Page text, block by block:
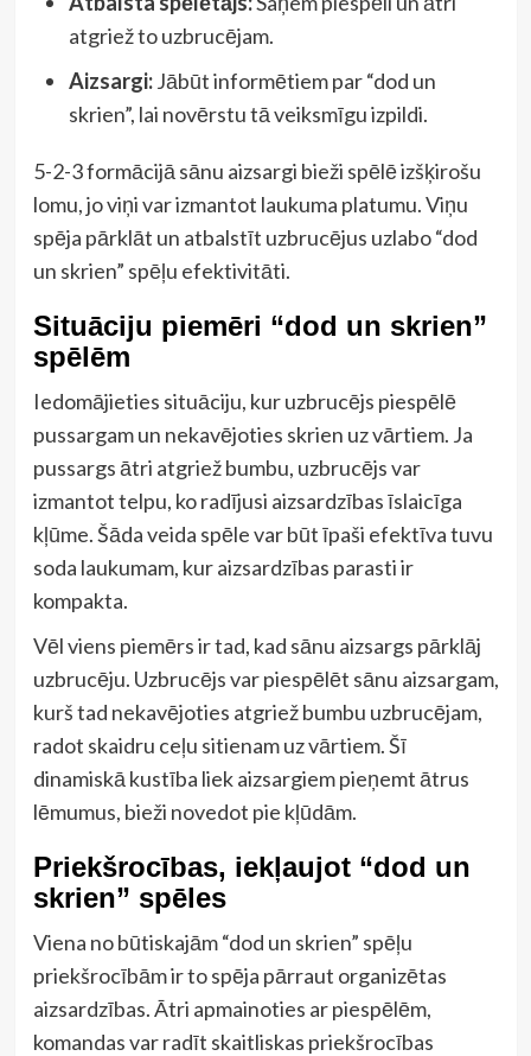
atgriež to uzbrucējam.
Aizsargi:Jābūt informētiem par “dod un
skrien”, lai novērstu tā veiksmīgu izpildi.
5-2-3 formācijā sānu aizsargi bieži spēlē izšķirošu
lomu, jo viņi var izmantot laukuma platumu. Viņu
spēja pārklāt un atbalstīt uzbrucējus uzlabo “dod
un skrien” spēļu efektivitāti.
Situāciju piemēri “dod un skrien”
spēlēm
Iedomājieties situāciju, kur uzbrucējs piespēlē
pussargam un nekavējoties skrien uz vārtiem. Ja
pussargs ātri atgriež bumbu, uzbrucējs var
izmantot telpu, ko radījusi aizsardzības īslaicīga
kļūme. Šāda veida spēle var būt īpaši efektīva tuvu
soda laukumam, kur aizsardzības parasti ir
kompakta.
Vēl viens piemērs ir tad, kad sānu aizsargs pārklāj
uzbrucēju. Uzbrucējs var piespēlēt sānu aizsargam,
kurš tad nekavējoties atgriež bumbu uzbrucējam,
radot skaidru ceļu sitienam uz vārtiem. Šī
dinamiskā kustība liek aizsargiem pieņemt ātrus
lēmumus, bieži novedot pie kļūdām.
Priekšrocības, iekļaujot “dod un
skrien” spēles
Viena no būtiskajām “dod un skrien” spēļu
priekšrocībām ir to spēja pārraut organizētas
aizsardzības. Ātri apmainoties ar piespēlēm,
komandas var radīt skaitliskas priekšrocības